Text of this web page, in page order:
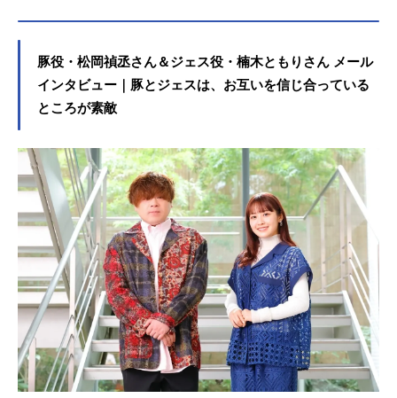
豚役・松岡禎丞さん＆ジェス役・楠木ともりさん メール
インタビュー｜豚とジェスは、お互いを信じ合っている
ところが素敵